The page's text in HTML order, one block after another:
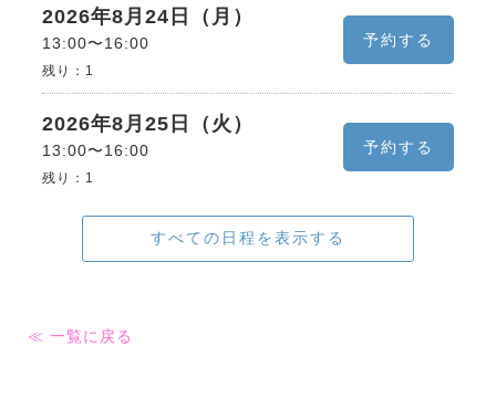
2026年8月24日（月）
13:00〜16:00
残り： 1
予約する
2026年8月25日（火）
13:00〜16:00
残り： 1
予約する
すべての日程を表示する
≪ 一覧に戻る